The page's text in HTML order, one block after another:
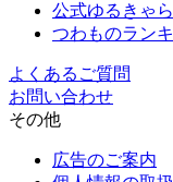
公式ゆるきゃ
つわものラン
よくあるご質問
お問い合わせ
その他
広告のご案内